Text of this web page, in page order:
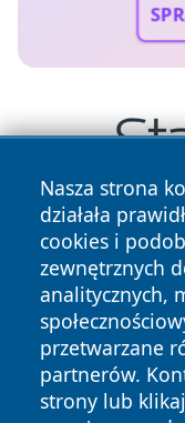
Nasza strona
działała
cookies i
zewnętrznych
analitycznych,
przetwarzane
partnerów.
strony lub
Copyright © 2026